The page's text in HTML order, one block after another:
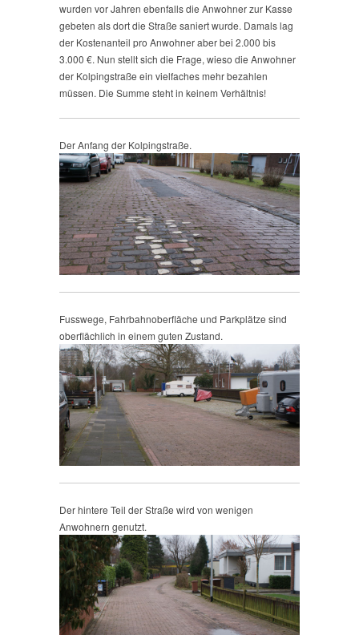
wurden vor Jahren ebenfalls die Anwohner zur Kasse
gebeten als dort die Straße saniert wurde. Damals lag
der Kostenanteil pro Anwohner aber bei 2.000 bis
3.000 €. Nun stellt sich die Frage, wieso die Anwohner
der Kolpingstraße ein vielfaches mehr bezahlen
müssen. Die Summe steht in keinem Verhältnis!
Der Anfang der Kolpingstraße.
Fusswege, Fahrbahnoberfläche und Parkplätze sind
oberflächlich in einem guten Zustand.
Der hintere Teil der Straße wird von wenigen
Anwohnern genutzt.